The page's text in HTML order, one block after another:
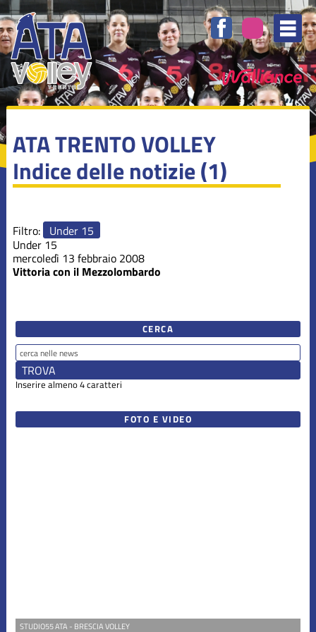
ATA TRENTO VOLLEY
Indice delle notizie (1)
Filtro: Under 15
Under 15
mercoledì 13 febbraio 2008
Vittoria con il Mezzolombardo
degli
argomenti
delle
notizie:
Campionati
Dalla società
Minivolley
Novità nel
sito
Serie B1
Serie B2
Serie D
Settore
Giovanile
CERCA
Inserire almeno 4 caratteri
FOTO E VIDEO
STUDIO55 ATA - BRESCIA VOLLEY